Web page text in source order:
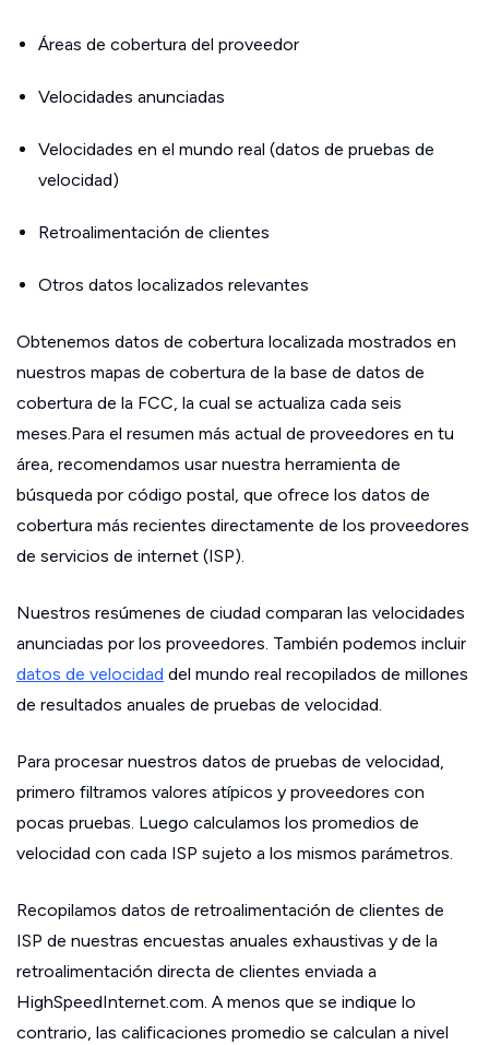
Áreas de cobertura del proveedor
Velocidades anunciadas
Velocidades en el mundo real (datos de pruebas de
velocidad)
Retroalimentación de clientes
Otros datos localizados relevantes
Obtenemos datos de cobertura localizada mostrados en
nuestros mapas de cobertura de la base de datos de
cobertura de la FCC, la cual se actualiza cada seis
meses.Para el resumen más actual de proveedores en tu
área, recomendamos usar nuestra herramienta de
búsqueda por código postal, que ofrece los datos de
cobertura más recientes directamente de los proveedores
de servicios de internet (ISP).
Nuestros resúmenes de ciudad comparan las velocidades
anunciadas por los proveedores. También podemos incluir
datos de velocidad del mundo real recopilados de millones
de resultados anuales de pruebas de velocidad.
Para procesar nuestros datos de pruebas de velocidad,
primero filtramos valores atípicos y proveedores con
pocas pruebas. Luego calculamos los promedios de
velocidad con cada ISP sujeto a los mismos parámetros.
Recopilamos datos de retroalimentación de clientes de
ISP de nuestras encuestas anuales exhaustivas y de la
retroalimentación directa de clientes enviada a
HighSpeedInternet.com. A menos que se indique lo
contrario, las calificaciones promedio se calculan a nivel